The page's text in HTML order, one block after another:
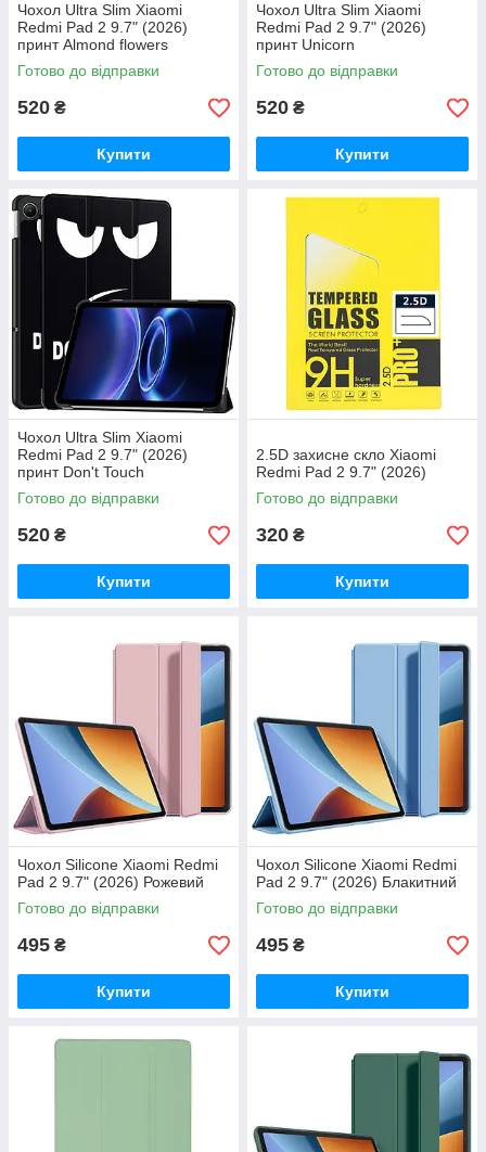
Чохол Ultra Slim Xiaomi
Redmi Pad 2 9.7" (2026)
принт Almond flowers
Готово до відправки
520 ₴
Купити
Чохол Ultra Slim Xiaomi
Redmi Pad 2 9.7" (2026)
принт Unicorn
Готово до відправки
520 ₴
Купити
Чохол Ultra Slim Xiaomi
Redmi Pad 2 9.7" (2026)
принт Don't Touch
Готово до відправки
520 ₴
Купити
2.5D захисне скло Xiaomi
Redmi Pad 2 9.7" (2026)
Готово до відправки
320 ₴
Купити
Чохол Silicone Xiaomi Redmi
Pad 2 9.7" (2026) Рожевий
Готово до відправки
495 ₴
Купити
Чохол Silicone Xiaomi Redmi
Pad 2 9.7" (2026) Блакитний
Готово до відправки
495 ₴
Купити